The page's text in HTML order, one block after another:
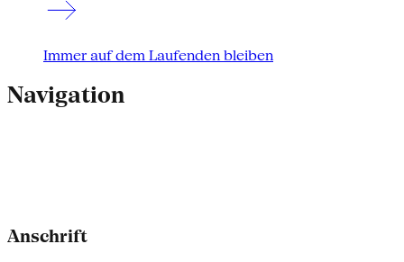
Immer auf dem Laufenden bleiben
Navigation
Anschrift